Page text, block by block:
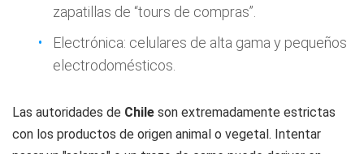
zapatillas de “tours de compras”.
Electrónica: celulares de alta gama y pequeños
electrodomésticos.
Las autoridades de Chile son extremadamente estrictas
con los productos de origen animal o vegetal. Intentar